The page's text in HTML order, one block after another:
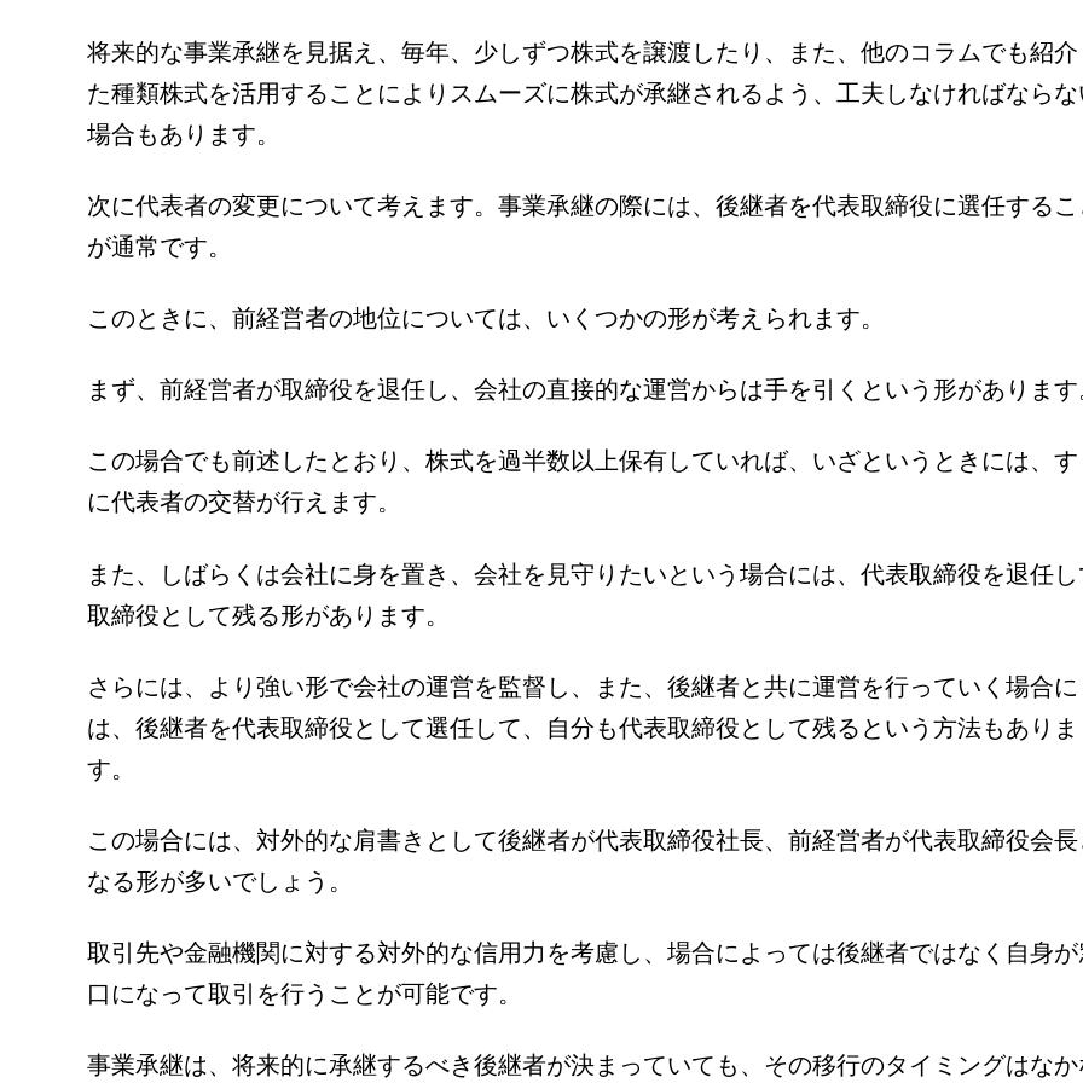
将来的な事業承継を見据え、毎年、少しずつ株式を譲渡したり、また、他のコラムでも紹介
た種類株式を活用することによりスムーズに株式が承継されるよう、工夫しなければならな
場合もあります。
次に代表者の変更について考えます。事業承継の際には、後継者を代表取締役に選任するこ
が通常です。
このときに、前経営者の地位については、いくつかの形が考えられます。
まず、前経営者が取締役を退任し、会社の直接的な運営からは手を引くという形があります
この場合でも前述したとおり、株式を過半数以上保有していれば、いざというときには、す
に代表者の交替が行えます。
また、しばらくは会社に身を置き、会社を見守りたいという場合には、代表取締役を退任し
取締役として残る形があります。
さらには、より強い形で会社の運営を監督し、また、後継者と共に運営を行っていく場合に
は、後継者を代表取締役として選任して、自分も代表取締役として残るという方法もありま
す。
この場合には、対外的な肩書きとして後継者が代表取締役社長、前経営者が代表取締役会長
なる形が多いでしょう。
取引先や金融機関に対する対外的な信用力を考慮し、場合によっては後継者ではなく自身が
口になって取引を行うことが可能です。
事業承継は、将来的に承継するべき後継者が決まっていても、その移行のタイミングはなか